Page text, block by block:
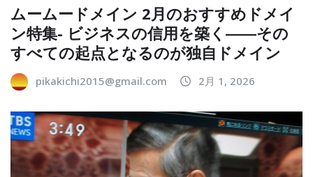
ムームードメイン 2月のおすすめドメイ
ン特集- ビジネスの信用を築く――その
すべての起点となるのが独自ドメイン
pikakichi2015@gmail.com 2月 1, 2026